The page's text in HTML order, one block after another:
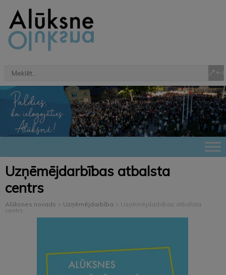
Uzņēmējdarbības atbalsta
centrs
Alūksnes novads > Uzņēmējdarbība > Uzņēmējdarbības atbalsta
centrs